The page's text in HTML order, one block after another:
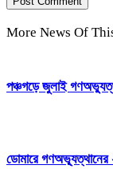
More News Of
পঞ্চগড়ে জুলাই
ডোমারে গণঅভ্যূত্থানের